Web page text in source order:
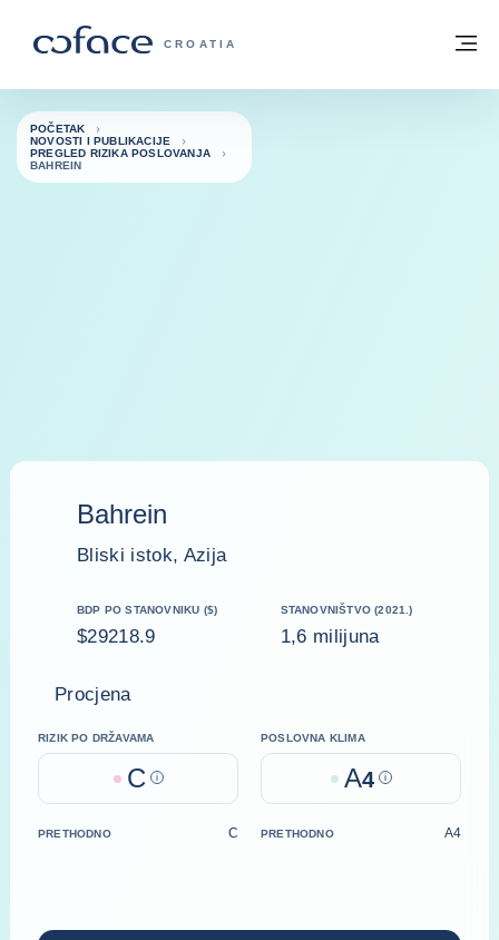
COFACE FOR TRADE - POČETNA
CROATIA
Povratak na početnu stranicu
POČETAK
NOVOSTI I PUBLIKACIJE
PREGLED RIZIKA POSLOVANJA
BAHREIN
Bahrein
Bliski istok, Azija
BDP PO STANOVNIKU ($)
$29218.9
STANOVNIŠTVO (2021.)
1,6 milijuna
Procjena
RIZIK PO DRŽAVAMA
C Help
POSLOVNA KLIMA
A4 Help
PRETHODNO C PRETHODNO A4